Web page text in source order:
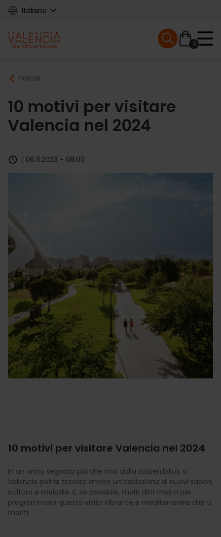
Skip
content
Italiano
Main
navigation
0
Mobile menu
Breadcrumb
notizie
10 motivi per visitare
Valencia nel 2024
| 06.11.2023 - 08:00
10 motivi per visitare Valencia nel 2024
In un anno segnato più che mai dalla sostenibilità, a
Valencia potrai trovare anche un’esplosione di nuovi sapori,
cultura e melodie. E, se possibile, molti altri motivi per
programmare questa visita vibrante e mediterranea che ti
meriti.